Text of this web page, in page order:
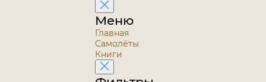
Меню
Главная
Самолёты
Книги